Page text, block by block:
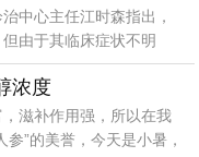
中心主任江时森指出，
由于其临床症状不明
浓度
滋补作用强，所以在我
”的美誉，今天是小暑，